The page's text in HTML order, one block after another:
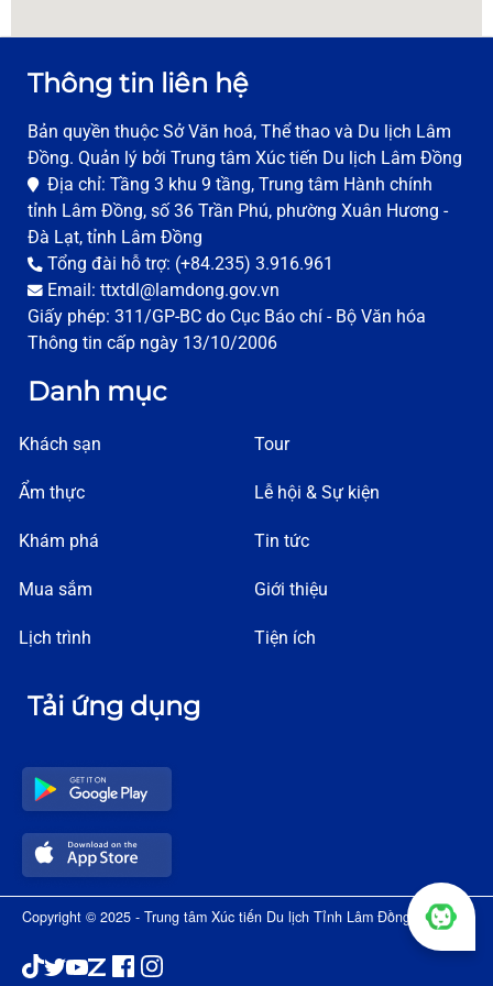
Thông tin liên hệ
Bản quyền thuộc Sở Văn hoá, Thể thao và Du lịch Lâm
Đồng. Quản lý bởi Trung tâm Xúc tiến Du lịch Lâm Đồng
Địa chỉ: Tầng 3 khu 9 tầng, Trung tâm Hành chính
tỉnh Lâm Đồng, số 36 Trần Phú, phường Xuân Hương -
Đà Lạt, tỉnh Lâm Đồng
Tổng đài hỗ trợ: (+84.235) 3.916.961
Email: ttxtdl@lamdong.gov.vn
Giấy phép: 311/GP-BC do Cục Báo chí - Bộ Văn hóa
Thông tin cấp ngày 13/10/2006
Danh mục
Khách sạn
Ẩm thực
Khám phá
Mua sắm
Lịch trình
Tour
Lễ hội & Sự kiện
Tin tức
Giới thiệu
Tiện ích
Tải ứng dụng
Copyright © 2025 - Trung tâm Xúc tiến Du lịch Tỉnh Lâm Đồng